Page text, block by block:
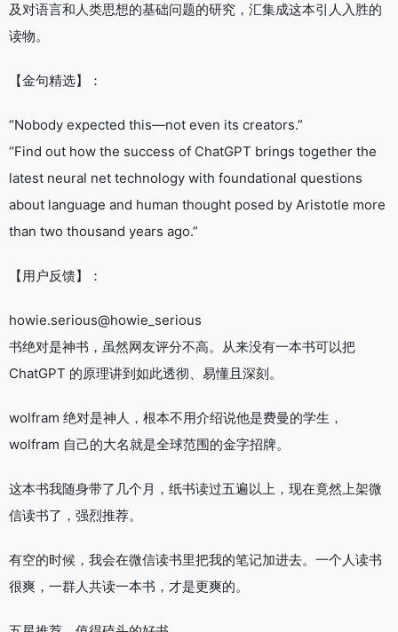
及对语言和人类思想的基础问题的研究，汇集成这本引人入胜的
读物。
【金句精选】：
“Nobody expected this—not even its creators.”
“Find out how the success of ChatGPT brings together the
latest neural net technology with foundational questions
about language and human thought posed by Aristotle more
than two thousand years ago.”
【用户反馈】：
howie.serious@howie_serious
书绝对是神书，虽然网友评分不高。从来没有一本书可以把
ChatGPT 的原理讲到如此透彻、易懂且深刻。
wolfram 绝对是神人，根本不用介绍说他是费曼的学生，
wolfram 自己的大名就是全球范围的金字招牌。
这本书我随身带了几个月，纸书读过五遍以上，现在竟然上架微
信读书了，强烈推荐。
有空的时候，我会在微信读书里把我的笔记加进去。一个人读书
很爽，一群人共读一本书，才是更爽的。